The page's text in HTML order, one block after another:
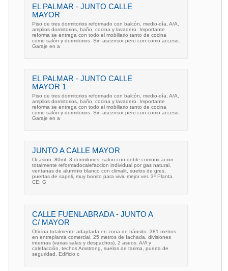
EL PALMAR - JUNTO CALLE
MAYOR
Piso de tres dormitorios reformado con balcón, medio-día, A/A,
amplios dormitorios, baño, cocina y lavadero. Importante
reforma se entrega con todo el mobiliario tanto de cocina
como salón y dormitorios. Sin ascensor pero con como acceso.
Garaje en a
EL PALMAR - JUNTO CALLE
MAYOR 1
Piso de tres dormitorios reformado con balcón, medio-día, A/A,
amplios dormitorios, baño, cocina y lavadero. Importante
reforma se entrega con todo el mobiliario tanto de cocina
como salón y dormitorios. Sin ascensor pero con como acceso.
Garaje en a
JUNTO A CALLE MAYOR
Ocasion: 80mt. 3 dormitorios, salon con doble comunicacion
totalmente reformadocalefaccion individual por gas natural,
ventanas de aluminio blanco con climalit, suelos de gres,
puertas de sapeli, muy bonito para vivir. mejor ver. 3ª Planta.
CE: G
CALLE FUENLABRADA - JUNTO A
C/ MAYOR
Oficina totalmente adaptada en zona de tránsito. 381 metros
en entreplanta comercial, 25 metros de fachada, divisiones
internas (varias salas y despachos), 2 aseos, A/A y
calefacción, techos Amstrong, suelos de tarima, puerta de
seguridad. Edificio c